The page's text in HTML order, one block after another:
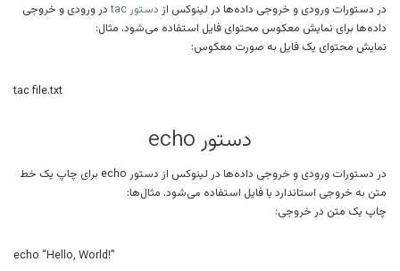
در دستورات ورودی و خروجی داده‌ها در لینوکس از دستور tac
در ورودی و خروجی
داده‌ها برای نمایش معکوس محتوای فایل استفاده می‌شود. مثال:
نمایش محتوای یک فایل به صورت معکوس:
tac file.txt
دستور echo
در دستورات ورودی و خروجی داده‌ها در لینوکس از دستور echo برای چاپ یک خط
متن به خروجی استاندارد یا فایل استفاده می‌شود. مثال‌ها:
چاپ یک متن در خروجی:
echo “Hello, World!”